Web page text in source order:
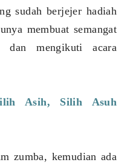
sudah berjejer hadiah
membuat semangat
dan mengikuti acara
Asih, Silih Asuh
zumba, kemudian ada